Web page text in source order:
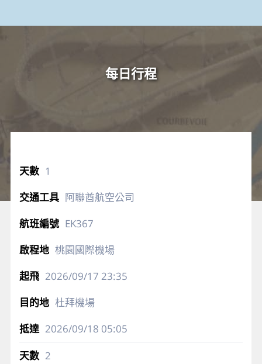
每日行程
1
阿聯酋航空公司
EK367
桃園國際機場
2026/09/17 23:35
杜拜機場
2026/09/18 05:05
2